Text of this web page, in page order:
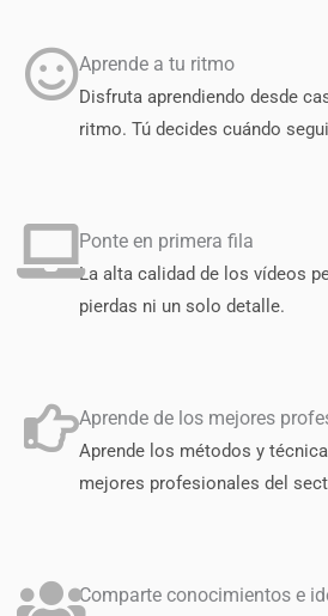
Aprende a tu ritmo
Disfruta aprendiendo desde
ritmo. Tú decides cuándo
Ponte en primera fila
La alta calidad de los vídeos
pierdas ni un solo detalle.
Aprende de los mejores
Aprende los métodos y
mejores profesionales del
Comparte conocimientos e